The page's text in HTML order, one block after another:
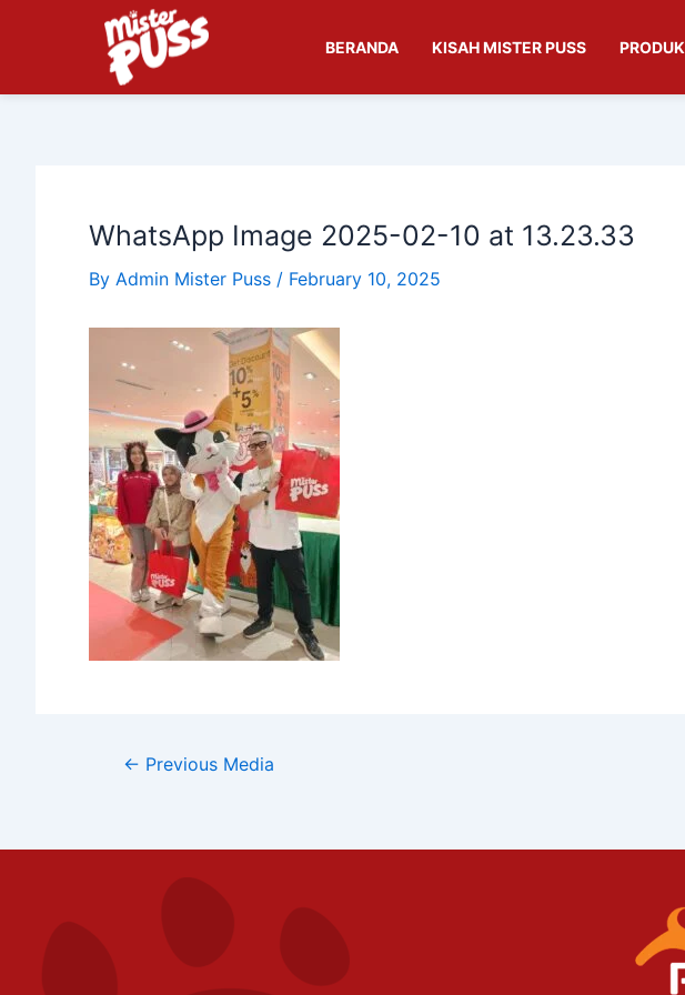
BERANDA KISAH MISTER PUSS PRODUK
WhatsApp Image 2025-02-10 at 13.23.33
By Admin Mister Puss / February 10, 2025
Post
navigation
← Previous Media